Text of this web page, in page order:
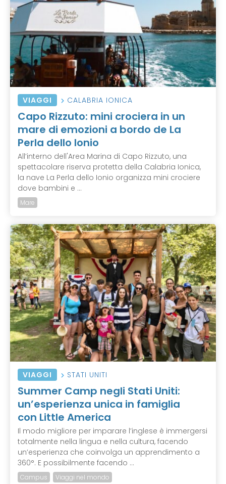
VIAGGI CALABRIA IONICA
Capo Rizzuto: mini crociera in un
mare di emozioni a bordo de La
Perla dello Ionio
All’interno dell'Area Marina di Capo Rizzuto, una
spettacolare riserva protetta della Calabria Ionica,
la nave La Perla dello Ionio organizza mini crociere
dove bambini e ...
Mare
VIAGGI STATI UNITI
Summer Camp negli Stati Uniti:
un’esperienza unica in famiglia
con Little America
Il modo migliore per imparare l’inglese è immergersi
totalmente nella lingua e nella cultura, facendo
un’esperienza che coinvolga un apprendimento a
360°. E possibilmente facendo ...
Campus Viaggi nel mondo